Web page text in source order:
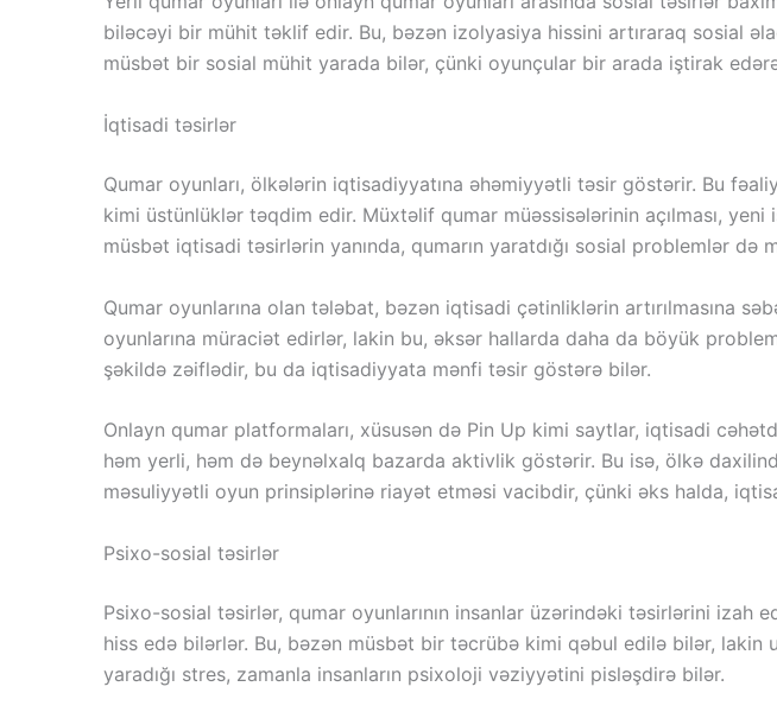
biləcəyi bir mühit təklif edir. Bu, bəzən izolyasiya hissini artıraraq sosial
müsbət bir sosial mühit yarada bilər, çünki oyunçular bir arada iştirak
İqtisadi təsirlər
Qumar oyunları, ölkələrin iqtisadiyyatına əhəmiyyətli təsir göstərir. Bu
kimi üstünlüklər təqdim edir. Müxtəlif qumar müəssisələrinin açılması,
müsbət iqtisadi təsirlərin yanında, qumarın yaratdığı sosial problemlər də
Qumar oyunlarına olan tələbat, bəzən iqtisadi çətinliklərin artırılmasına
oyunlarına müraciət edirlər, lakin bu, əksər hallarda daha da böyük
şəkildə zəiflədir, bu da iqtisadiyyata mənfi təsir göstərə bilər.
Onlayn qumar platformaları, xüsusən də Pin Up kimi saytlar, iqtisadi
həm yerli, həm də beynəlxalq bazarda aktivlik göstərir. Bu isə, ölkə
məsuliyyətli oyun prinsiplərinə riayət etməsi vacibdir, çünki əks halda,
Psixo-sosial təsirlər
Psixo-sosial təsirlər, qumar oyunlarının insanlar üzərindəki təsirlərini
hiss edə bilərlər. Bu, bəzən müsbət bir təcrübə kimi qəbul edilə bilər, lakin
yaradığı stres, zamanla insanların psixoloji vəziyyətini pisləşdirə bilər.